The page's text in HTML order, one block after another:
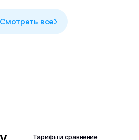
Смотреть все
Тарифы и сравнение